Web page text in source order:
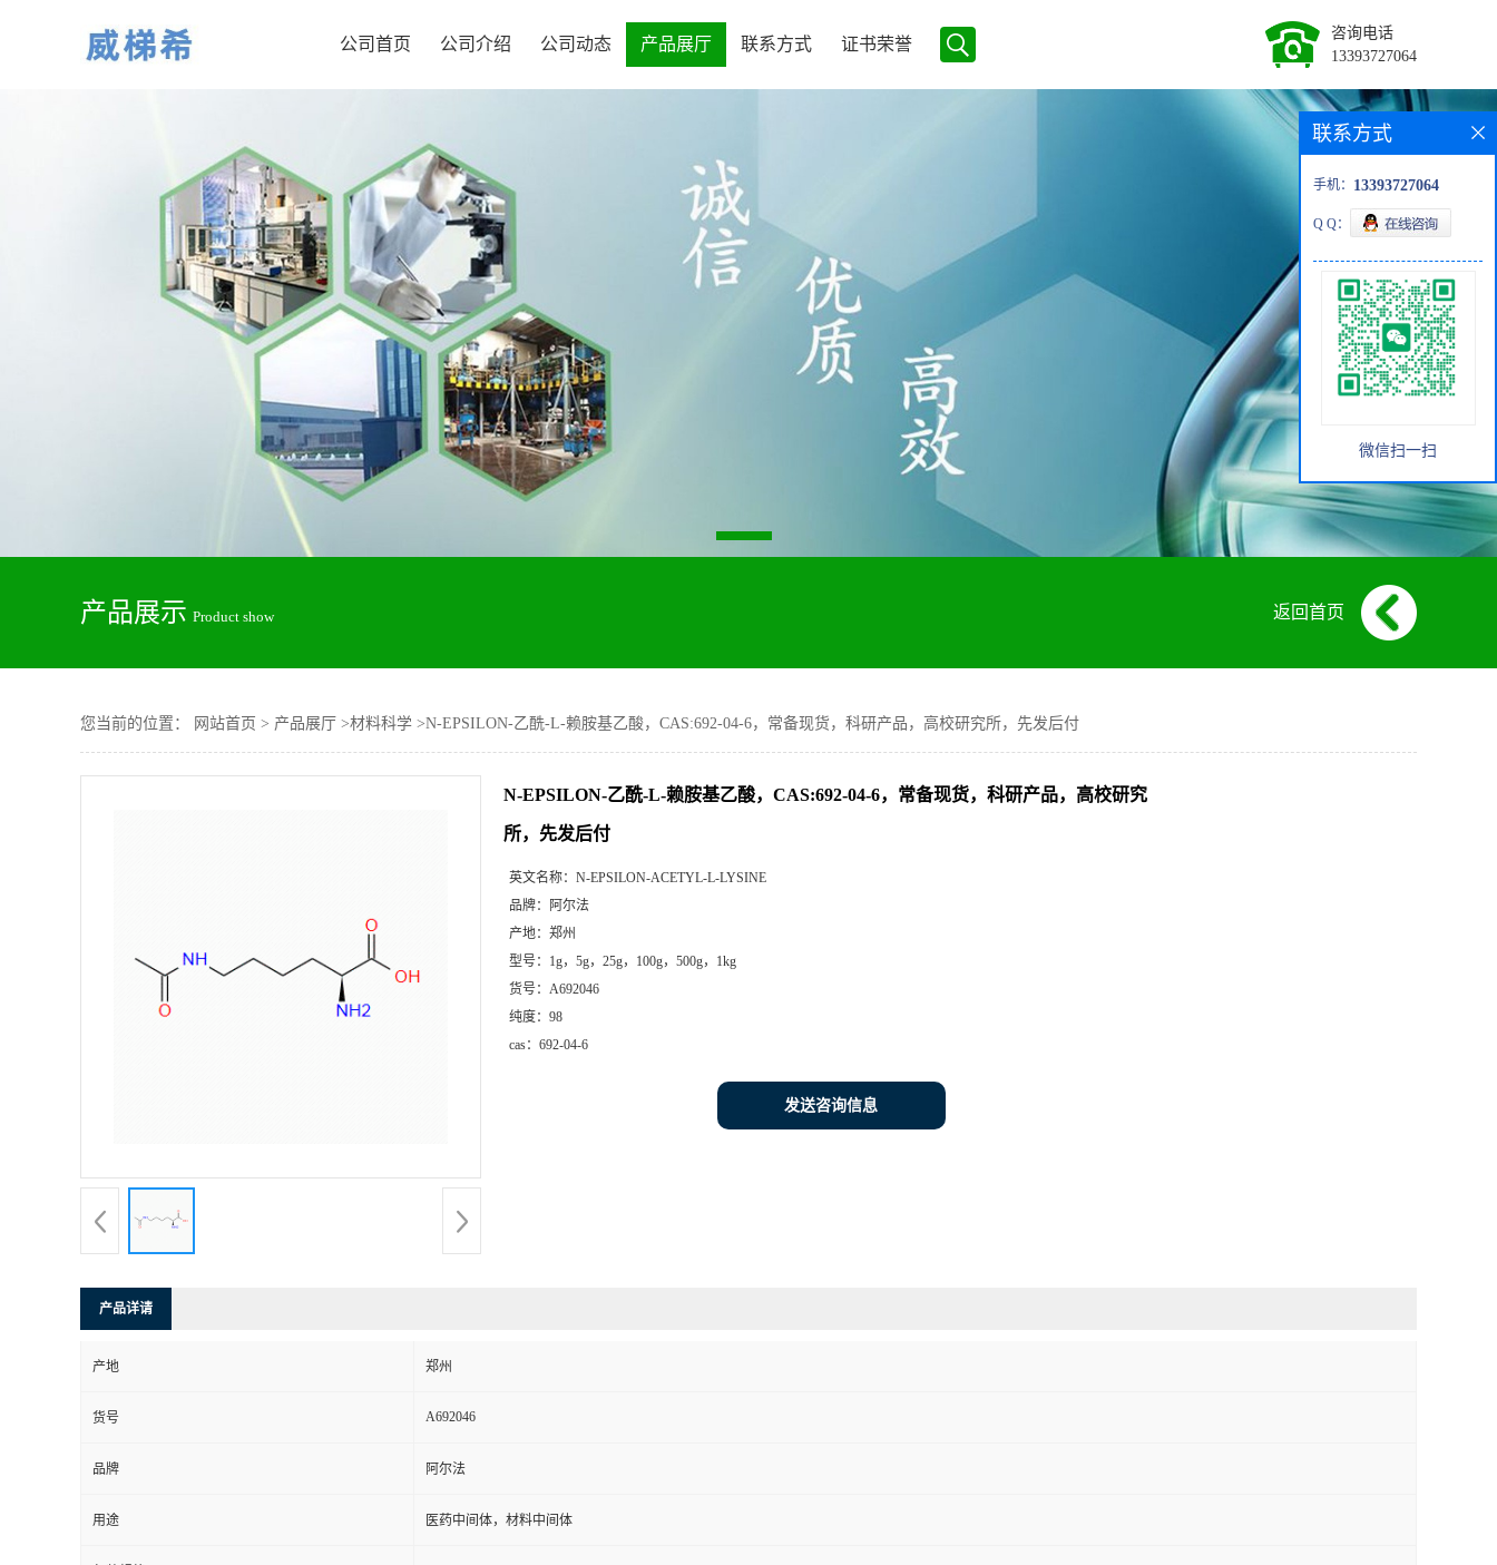
公司首页 公司介绍 公司动态 产品展厅 联系方式 证书荣誉
咨询电话
13393727064
产品展示 Product show 返回首页
您当前的位置： 网站首页 > 产品展厅 >材料科学 >N-EPSILON-乙酰-L-赖胺基乙酸，CAS:692-04-6，常备现货，科研产品，高校研究所，先发后付
N-EPSILON-乙酰-L-赖胺基乙酸，CAS:692-04-6，常备现货，科研产品，高校研究
所，先发后付
英文名称： N-EPSILON-ACETYL-L-LYSINE
品牌：
阿尔法
产地： 郑州
型号： 1g，5g，25g，100g，500g，1kg
货号： A692046
纯度： 98
cas： 692-04-6
发送咨询信息
产品详请
产地 郑州
货号 A692046
品牌 阿尔法
用途 医药中间体，材料中间体
联系方式
手机： 13393727064
Q Q：
微信扫一扫